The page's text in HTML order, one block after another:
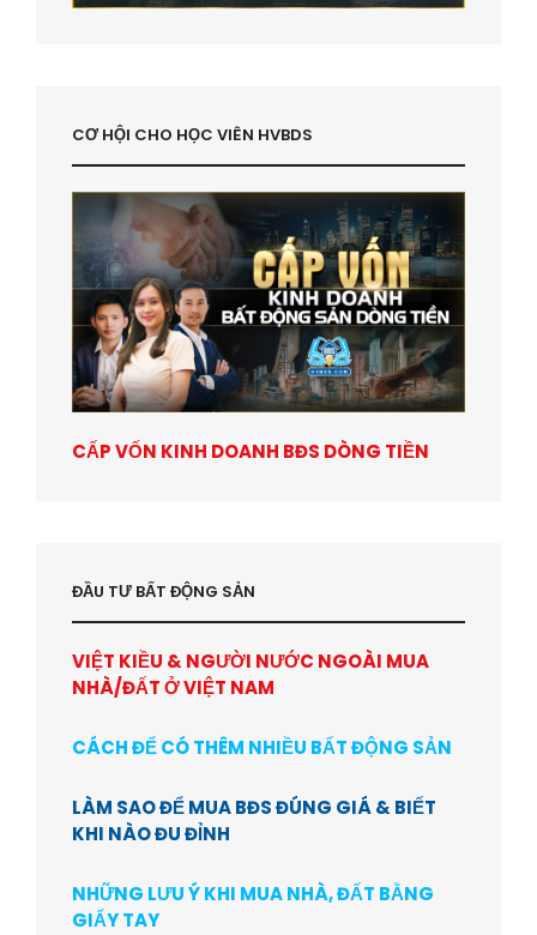
CƠ HỘI CHO HỌC VIÊN HVBDS
CẤP VỐN KINH DOANH BĐS DÒNG TIỀN
ĐẦU TƯ BẤT ĐỘNG SẢN
VIỆT KIỀU & NGƯỜI NƯỚC NGOÀI MUA
NHÀ/ĐẤT Ở VIỆT NAM
CÁCH ĐỂ CÓ THÊM NHIỀU BẤT ĐỘNG SẢN
LÀM SAO ĐỂ MUA BĐS ĐÚNG GIÁ & BIẾT
KHI NÀO ĐU ĐỈNH
NHỮNG LƯU Ý KHI MUA NHÀ, ĐẤT BẰNG
GIẤY TAY